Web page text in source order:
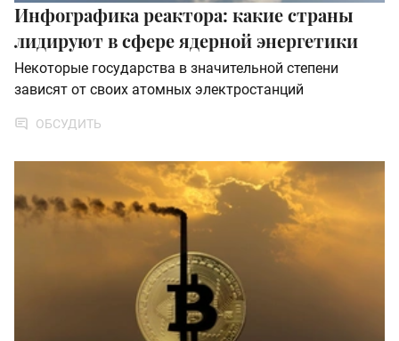
Инфографика реактора: какие страны
лидируют в сфере ядерной энергетики
Некоторые государства в значительной степени
зависят от своих атомных электростанций
ОБСУДИТЬ